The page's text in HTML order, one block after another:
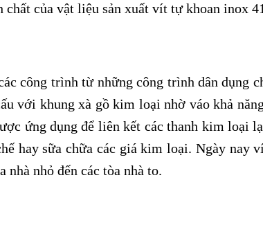
của vật liệu sản xuất vít tự khoan inox
công trình từ những công trình dân dụng
với khung xà gồ kim loại nhờ váo khả
ứng dụng để liên kết các thanh kim loại
hay sữa chữa các giá kim loại. Ngày nay
nhà nhỏ đến các tòa nhà to.